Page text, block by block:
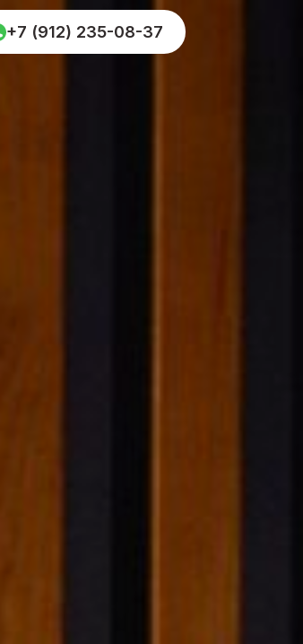
+7 (912) 235-08-37